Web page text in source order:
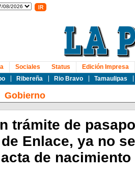
Ribereña Rio Bravo Tamaulipas
Sociales Status Edición Impresa
Gobierno
trámite de
Enlace, ya no
de